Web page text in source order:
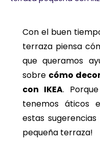
Con el buen
terraza piensa
que queramos
sobre cómo
con IKEA.
tenemos áticos
estas
pequeña terraza!